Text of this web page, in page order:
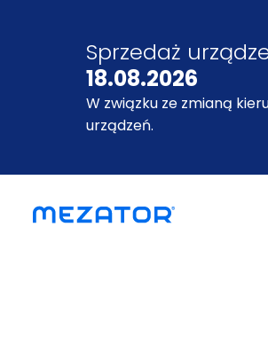
Sprzedaż
18.08.2026
W związku ze zmianą
urządzeń.